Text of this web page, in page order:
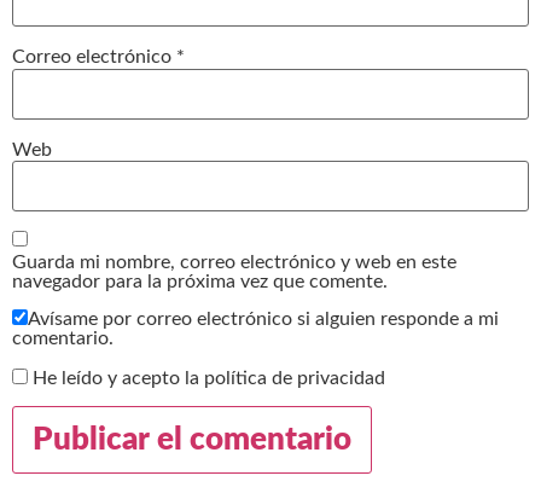
Correo electrónico *
Web
Guarda mi nombre, correo electrónico y web en este
navegador para la próxima vez que comente.
Avísame por correo electrónico si alguien responde a mi
comentario.
He leído y acepto la política de privacidad